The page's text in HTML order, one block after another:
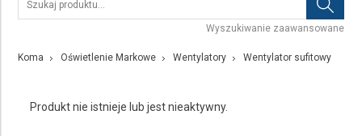
Wyszukiwanie zaawansowane
Koma Oświetlenie Markowe Wentylatory Wentylator sufitowy
Produkt nie istnieje lub jest nieaktywny.